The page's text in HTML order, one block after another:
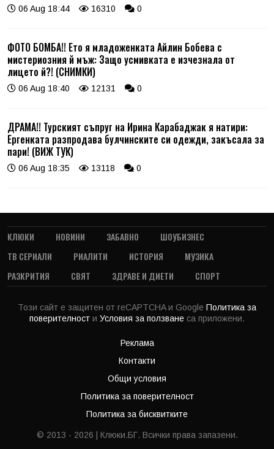
06 Aug 18:44 16310 0
ФОТО БОМБА!! Ето я младоженката Айлин Бобева с
мистериозния й мъж: Защо усмивката е изчезнала от
лицето й?! (СНИМКИ)
06 Aug 18:40 12131 0
ДРАМА!! Турският съпруг на Ирина Карабаджак я натири:
Ергенката разпродава булчинските си одежди, закъсала за
пари! (ВИЖ ТУК)
06 Aug 18:35 13118 0
КЛЮКИ НОВИНИ ЗАБАВНО
ШОУБИЗНЕС
ТВ СЕРИАЛИ
РИАЛИТИ ИСТОРИЯ
МУЗИКА
РАЗКРИТИЯ
СВЯТ ЗДРАВЕ И ДИЕТИ СПОРТ
Този сайт е защитен от reCAPTCHA и Google Политика за
поверителност и Условия за ползване са приложени.
Реклама
Контакти
Общи условия
Политика за поверителност
Политика за бисквитките
© 2013 - 2026 | Клюки.БГ. Всички права запазени.